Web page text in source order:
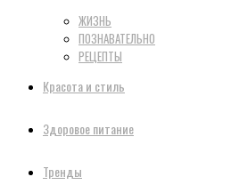
ЖИЗНЬ
ПОЗНАВАТЕЛЬНО
РЕЦЕПТЫ
Красота и стиль
Здоровое питание
Тренды